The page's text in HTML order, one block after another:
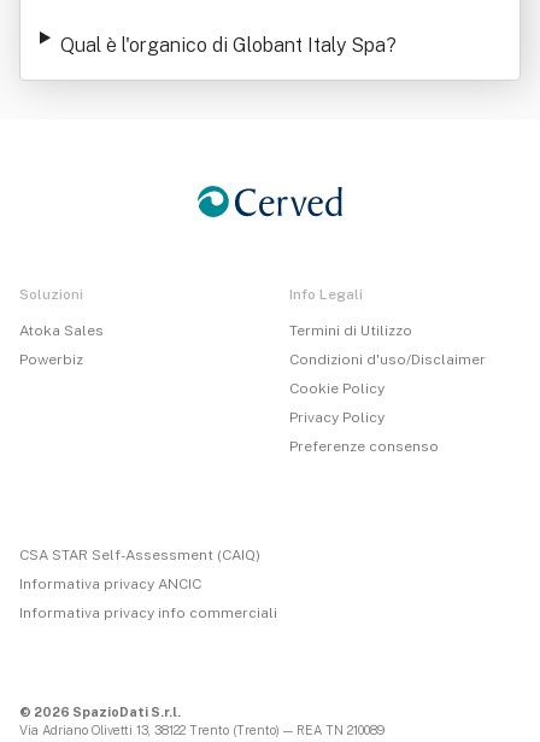
Qual è l'organico di Globant Italy Spa?
Soluzioni
Atoka Sales
Powerbiz
Info Legali
Termini di Utilizzo
Condizioni d'uso/Disclaimer
Cookie Policy
Privacy Policy
Preferenze consenso
CSA STAR Self-Assessment (CAIQ)
Informativa privacy ANCIC
Informativa privacy info commerciali
© 2026 SpazioDati S.r.l.
Via Adriano Olivetti 13, 38122 Trento (Trento) — REA TN 210089